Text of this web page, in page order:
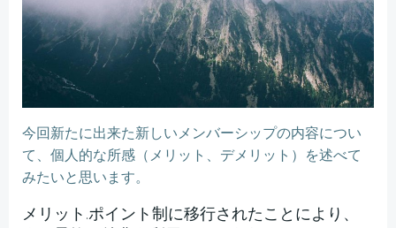
今回新たに出来た新しいメンバーシップの内容につい
て、個人的な所感（メリット、デメリット）を述べて
みたいと思います。
メリット.ポイント制に移行されたことにより、